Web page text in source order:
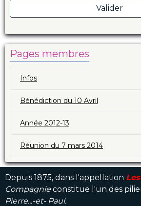
Valider
Pages membres
Infos
Bénédiction du 10 Avril
Année 2012-13
Réunion du 7 mars 2014
Depuis 1875, dans l'appellation
Compagnieconstitue l'un des
Pierre...-et- Paul.